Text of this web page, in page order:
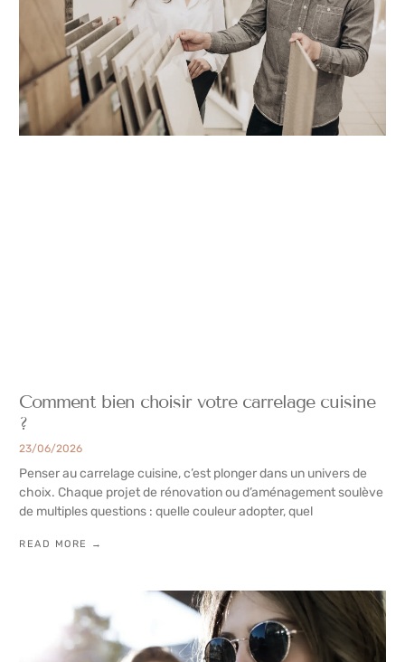
Comment bien choisir votre carrelage cuisine
?
23/06/2026
Penser au carrelage cuisine, c’est plonger dans un univers de
choix. Chaque projet de rénovation ou d’aménagement soulève
de multiples questions : quelle couleur adopter, quel
READ MORE →